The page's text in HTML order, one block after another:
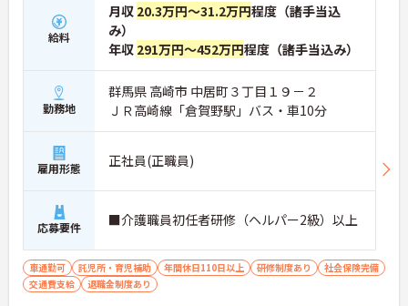
給料
月収 20.3万円～31.2万円程度（諸手当込
み）
年収 291万円～452万円程度（諸手当込み）
勤務地
群馬県 高崎市 中居町３丁目１９－２
ＪＲ高崎線「倉賀野駅」バス・車10分
雇用形態 正社員(正職員)
応募要件 ■介護職員初任者研修（ヘルパー2級）以上
車通勤可 託児所・育児補助 年間休日110日以上 研修制度あり
社会保険完備
交通費支給
退職金制度あり